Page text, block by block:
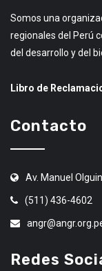
Somos una
regionales del Perú
del desarrollo y del
Libro de
Contacto
Av. Manuel
(511) 436-4602
Redes